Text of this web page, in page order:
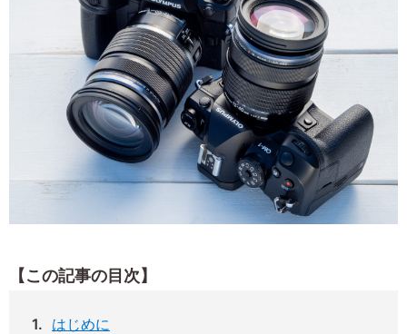
【この記事の目次】
はじめに